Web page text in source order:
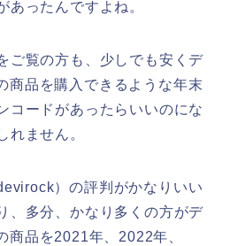
あったんですよね。
ご覧の方も、少しでも安くデ
商品を購入できるような年末
コードがあったらいいのにな
れません。
）の評判がかなりいい
、多分、かなり多くの方がデ
商品を2021年、2022年、